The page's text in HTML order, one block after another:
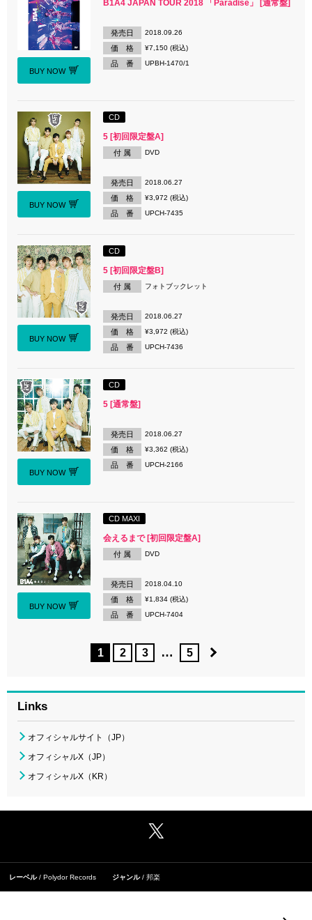
BUY NOW
B1A4 JAPAN TOUR 2018 「Paradise」 [通常盤]
発売日 2018.09.26
価 格 ¥7,150 (税込)
品 番 UPBH-1470/1
BUY NOW
CD
5 [初回限定盤A]
付 属 DVD
発売日 2018.06.27
価 格 ¥3,972 (税込)
品 番 UPCH-7435
BUY NOW
CD
5 [初回限定盤B]
付 属 フォトブックレット
発売日 2018.06.27
価 格 ¥3,972 (税込)
品 番 UPCH-7436
BUY NOW
CD
5 [通常盤]
発売日 2018.06.27
価 格 ¥3,362 (税込)
品 番 UPCH-2166
BUY NOW
CD MAXI
会えるまで [初回限定盤A]
付 属 DVD
発売日 2018.04.10
価 格 ¥1,834 (税込)
品 番 UPCH-7404
1 2 3 … 5
Links
オフィシャルサイト（JP）
オフィシャルX（JP）
オフィシャルX（KR）
レーベル Polydor Records ジャンル 邦楽